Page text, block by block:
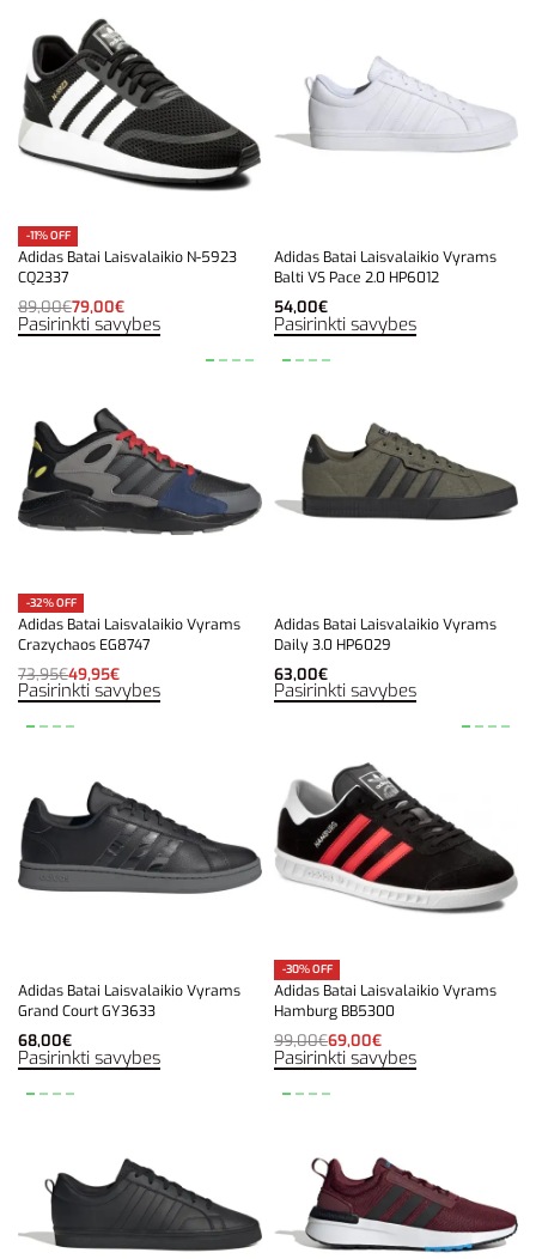
-11% OFF
Adidas Batai Laisvalaikio N-5923
CQ2337
89,00€79,00€
Pasirinkti savybes
Adidas Batai Laisvalaikio Vyrams
Balti VS Pace 2.0 HP6012
54,00€
Pasirinkti savybes
-32% OFF
Adidas Batai Laisvalaikio Vyrams
Crazychaos EG8747
73,95€49,95€
Pasirinkti savybes
Adidas Batai Laisvalaikio Vyrams
Daily 3.0 HP6029
63,00€
Pasirinkti savybes
Adidas Batai Laisvalaikio Vyrams
Grand Court GY3633
68,00€
Pasirinkti savybes
-30% OFF
Adidas Batai Laisvalaikio Vyrams
Hamburg BB5300
99,00€69,00€
Pasirinkti savybes